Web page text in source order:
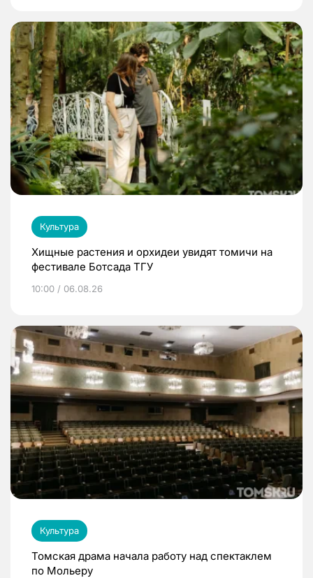
Культура
Хищные растения и орхидеи увидят томичи на
фестивале Ботсада ТГУ
10:00 / 06.08.26
Культура
Томская драма начала работу над спектаклем
по Мольеру